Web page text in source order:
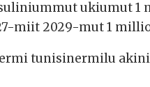
ukiumut
miit 2029-mut 1
tunisinermilu